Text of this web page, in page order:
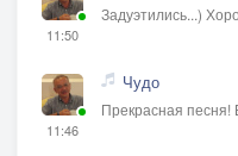
11:50
Задуэтились...)
11:46
Чудо
Прекрасная